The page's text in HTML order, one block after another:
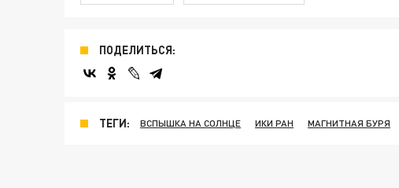
ПОДЕЛИТЬСЯ:
ТЕГИ: ВСПЫШКА НА СОЛНЦЕ ИКИ РАН МАГНИТНАЯ БУРЯ